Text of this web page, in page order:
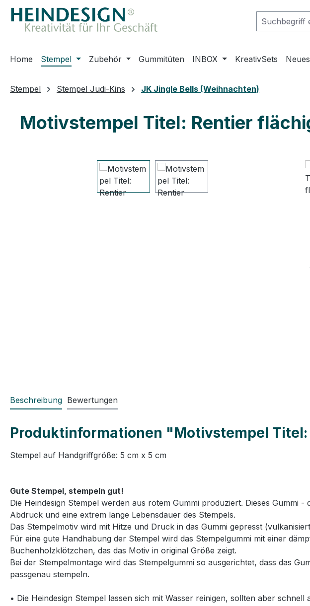
Hauptinhalt springen
Zur Suche springen
Zur Hauptnavigation springen
Home Stempel Zubehör Gummitüten INBOX KreativSets Neues
Stempel Stempel Judi-Kins JK Jingle Bells (Weihnachten)
Motivstempel Titel: Rentier
Beschreibung Bewertungen
Produktinformationen "Motivstempel
Stempel auf Handgriffgröße: 5 cm x 5 cm
Gute Stempel, stempeln gut!
Die Heindesign Stempel werden aus rotem Gummi produziert. Dieses
Abdruck und eine extrem lange Lebensdauer des Stempels.
Das Stempelmotiv wird mit Hitze und Druck in das Gummi gepresst
Für eine gute Handhabung der Stempel wird das Stempelgummi mit einer
Buchenholzklötzchen, das das Motiv in original Größe zeigt.
Bei der Stempelmontage wird das Stempelgummi so ausgerichtet, dass das
passgenau stempeln.
• Die Heindesign Stempel lassen sich mit Wasser reinigen, sollten aber schnell